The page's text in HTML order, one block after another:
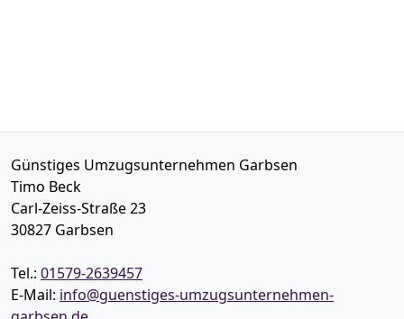
Günstiges Umzugsunternehmen Garbsen
Timo Beck
Carl-Zeiss-Straße 23
30827 Garbsen
Tel.: 01579-2639457
E-Mail: info@guenstiges-umzugsunternehmen-